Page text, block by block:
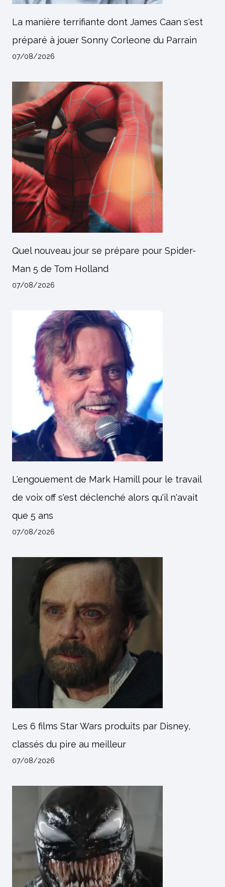
La manière terrifiante dont James Caan s'est
préparé à jouer Sonny Corleone du Parrain
07/08/2026
Quel nouveau jour se prépare pour Spider-
Man 5 de Tom Holland
07/08/2026
L'engouement de Mark Hamill pour le travail
de voix off s'est déclenché alors qu'il n'avait
que 5 ans
07/08/2026
Les 6 films Star Wars produits par Disney,
classés du pire au meilleur
07/08/2026